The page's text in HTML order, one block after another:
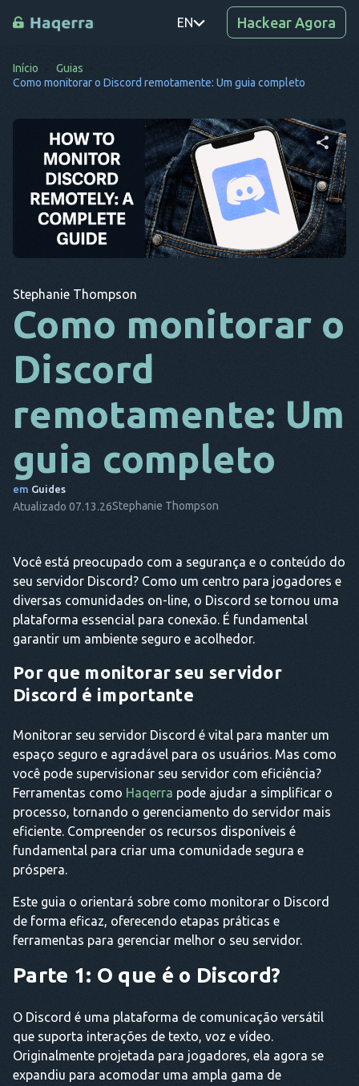
EN
PT
RO
DE
SV
KO
BG
ELE
FR
NL
ES
PT
ELE
Hackear Agora
Início
Guias
Como monitorar o Discord remotamente: Um guia completo
Compartilhe este artigo
Twitter Facebook Copiar link
Stephanie Thompson
Como monitorar o
Discord
remotamente: Um
guia completo
em Guides
Atualizado 07.13.26Stephanie Thompson
Você está preocupado com a segurança e o conteúdo do
seu servidor Discord? Como um centro para jogadores e
diversas comunidades on-line, o Discord se tornou uma
plataforma essencial para conexão. É fundamental
garantir um ambiente seguro e acolhedor.
Por que monitorar seu servidor
Discord é importante
Monitorar seu servidor Discord é vital para manter um
espaço seguro e agradável para os usuários. Mas como
você pode supervisionar seu servidor com eficiência?
Ferramentas como Haqerra pode ajudar a simplificar o
processo, tornando o gerenciamento do servidor mais
eficiente. Compreender os recursos disponíveis é
fundamental para criar uma comunidade segura e
próspera.
Este guia o orientará sobre como monitorar o Discord
de forma eficaz, oferecendo etapas práticas e
ferramentas para gerenciar melhor o seu servidor.
Parte 1: O que é o Discord?
O Discord é uma plataforma de comunicação versátil
que suporta interações de texto, voz e vídeo.
Originalmente projetada para jogadores, ela agora se
expandiu para acomodar uma ampla gama de